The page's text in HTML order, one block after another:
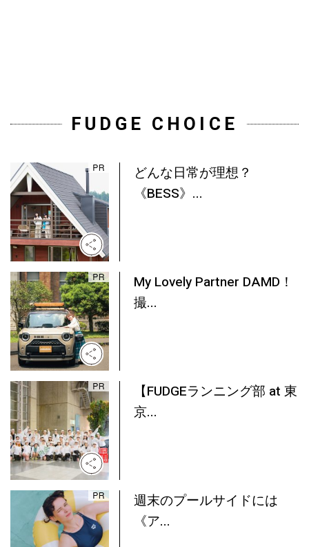
FUDGE CHOICE
どんな日常が理想？
《BESS》...
My Lovely Partner DAMD！
撮...
【FUDGEランニング部 at 東
京...
週末のプールサイドには
《ア...